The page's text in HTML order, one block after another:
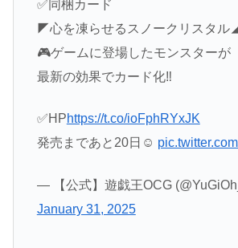
✅同梱カード
◤心を凍らせるスノークリスタル
🎮ゲームに登場したモンスターが
最新の効果でカード化‼️
✅HPhttps://t.co/ioFphRYxJK
発売まであと20日☺️
— 【公式】遊戯王OCG
January 31, 2025